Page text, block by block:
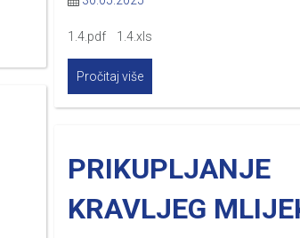
1.4.pdf 1.4.xls
Pročitaj više
PRIKUPLJANJE
KRAVLJEG